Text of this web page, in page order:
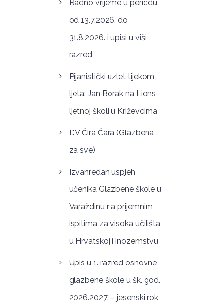
Radno vrijeme u periodu
od 13.7.2026. do
31.8.2026. i upisi u viši
razred
Pijanistički uzlet tijekom
ljeta: Jan Borak na Lions
ljetnoj školi u Križevcima
DV Čira Čara (Glazbena
za sve)
Izvanredan uspjeh
učenika Glazbene škole u
Varaždinu na prijemnim
ispitima za visoka učilišta
u Hrvatskoj i inozemstvu
Upis u 1. razred osnovne
glazbene škole u šk. god.
2026.2027. – jesenski rok